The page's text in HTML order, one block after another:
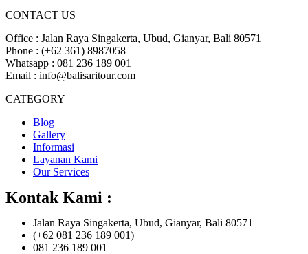
CONTACT US
Office : Jalan Raya Singakerta, Ubud, Gianyar, Bali 80571
Phone : (+62 361) 8987058
Whatsapp : 081 236 189 001
Email : info@balisaritour.com
CATEGORY
Blog
Gallery
Informasi
Layanan Kami
Our Services
Kontak Kami :
Jalan Raya Singakerta, Ubud, Gianyar, Bali 80571
(+62 081 236 189 001)
081 236 189 001